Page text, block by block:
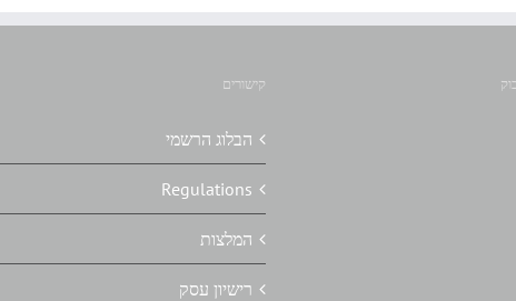
קישורים
הבלוג הרשמי
Regulations
המלצות
רישיון עסק